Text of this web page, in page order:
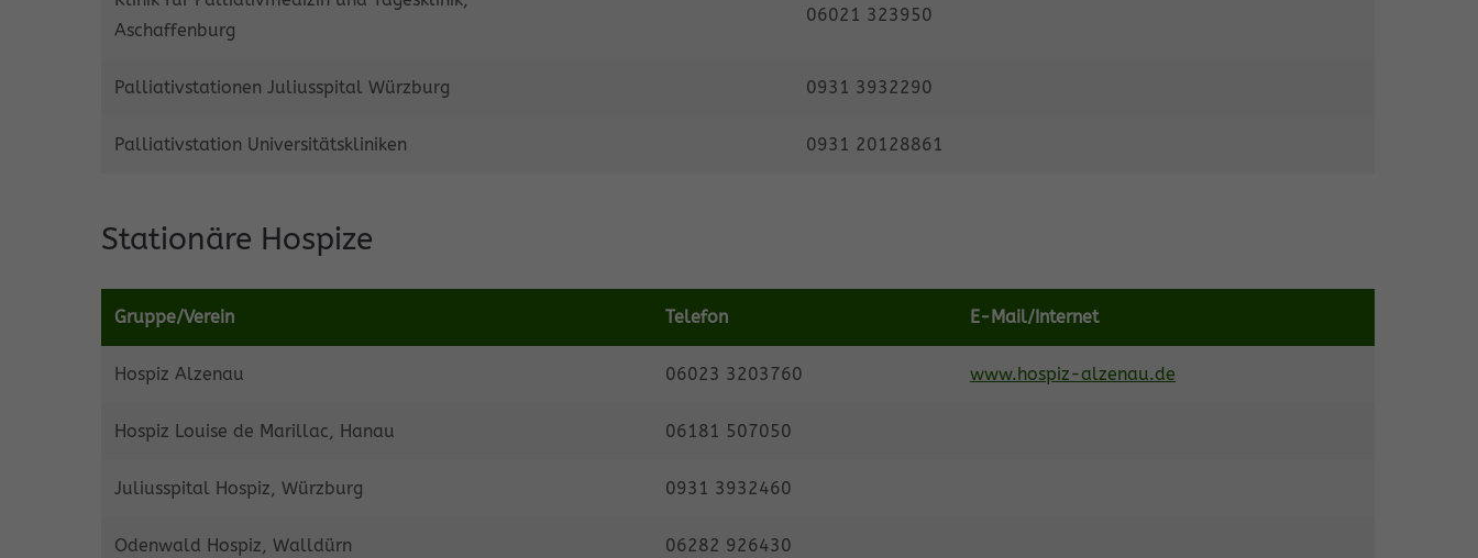
Aschaffenburg
06021 323950
Palliativstationen Juliusspital Würzburg 0931 3932290
Palliativstation Universitätskliniken 0931 20128861
Stationäre Hospize
Gruppe/Verein Telefon E-Mail/Internet
Hospiz Alzenau 06023 3203760 www.hospiz-alzenau.de
Hospiz Louise de Marillac, Hanau 06181 507050
Juliusspital Hospiz, Würzburg 0931 3932460
Odenwald Hospiz, Walldürn 06282 926430